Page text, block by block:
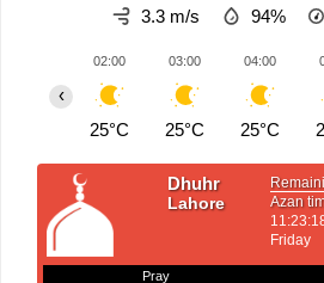
3.3 m/s 94%
02:00
25°C
03:00
25°C
04:00
25°C
‹